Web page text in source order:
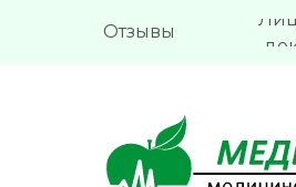
Отзывы